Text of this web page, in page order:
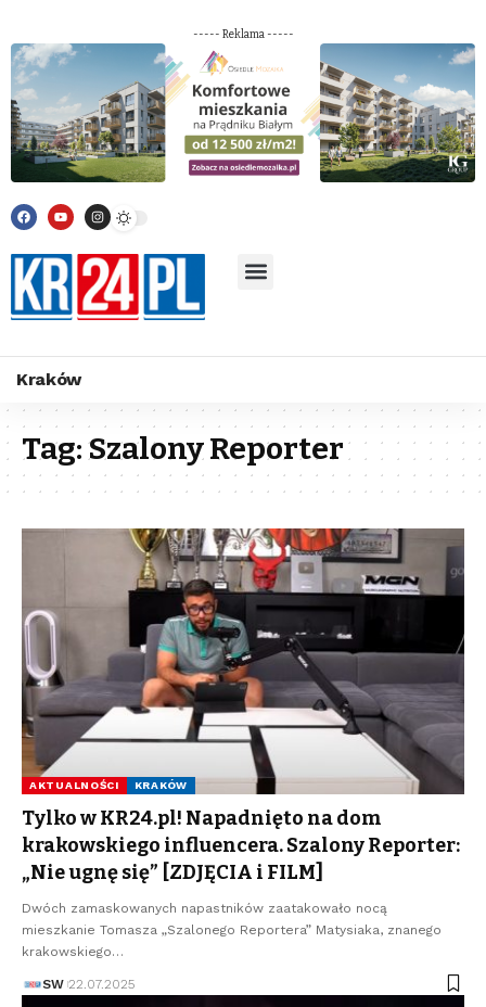
----- Reklama -----
Kraków
Tag:Szalony Reporter
AKTUALNOŚCI KRAKÓW
Tylko w KR24.pl! Napadnięto na dom
krakowskiego influencera. Szalony Reporter:
„Nie ugnę się” [ZDJĘCIA i FILM]
Dwóch zamaskowanych napastników zaatakowało nocą
mieszkanie Tomasza „Szalonego Reportera” Matysiaka, znanego
krakowskiego…
SW 22.07.2025